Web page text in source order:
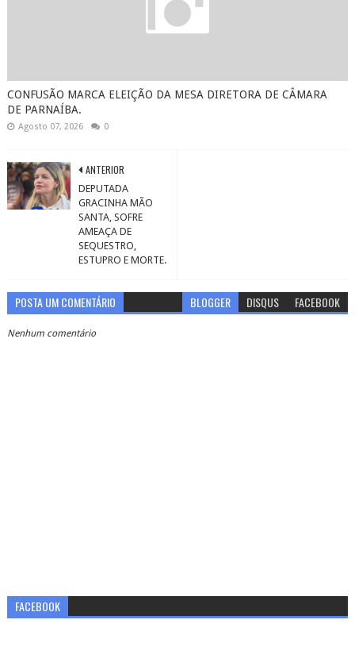
CONFUSÃO MARCA ELEIÇÃO DA MESA DIRETORA DE CÂMARA
DE PARNAÍBA.
Agosto 07, 2026 0
ANTERIOR
DEPUTADA
GRACINHA MÃO
SANTA, SOFRE
AMEAÇA DE
SEQUESTRO,
ESTUPRO E MORTE.
POSTA UM COMENTÁRIO BLOGGER DISQUS FACEBOOK
Nenhum comentário
FACEBOOK